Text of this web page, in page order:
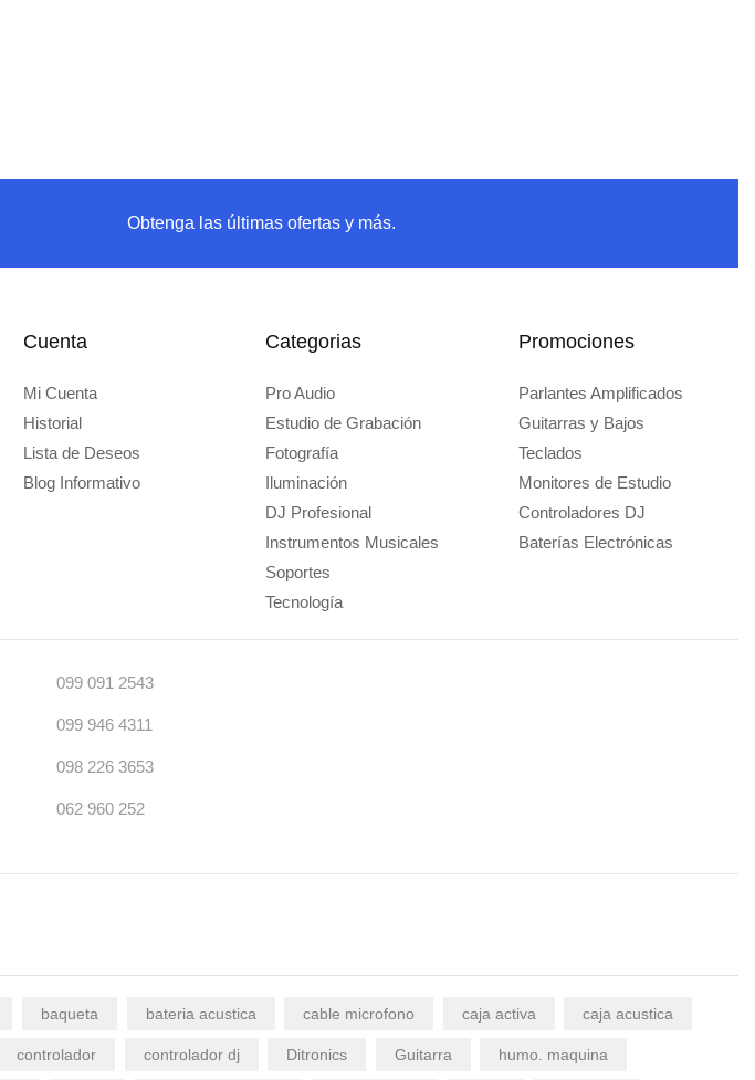
Obtenga las últimas ofertas y más.
Cuenta
Mi Cuenta
Historial
Lista de Deseos
Blog Informativo
Categorias
Pro Audio
Estudio de Grabación
Fotografía
Iluminación
DJ Profesional
Instrumentos Musicales
Soportes
Tecnología
Promociones
Parlantes Amplificados
Guitarras y Bajos
Teclados
Monitores de Estudio
Controladores DJ
Baterías Electrónicas
099 091 2543
099 946 4311
098 226 3653
062 960 252
baqueta bateria acustica cable microfono caja activa caja acustica
controlador controlador dj Ditronics Guitarra humo. maquina